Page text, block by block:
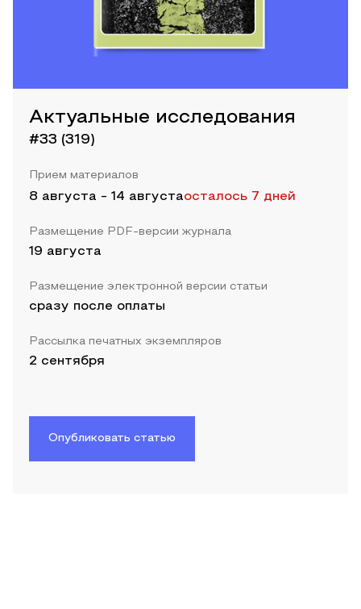
Актуальные исследования
#33 (319)
Прием материалов
8 августа - 14 августаосталось 7 дней
Размещение PDF-версии журнала
19 августа
Размещение электронной версии статьи
сразу после оплаты
Рассылка печатных экземпляров
2 сентября
Опубликовать статью